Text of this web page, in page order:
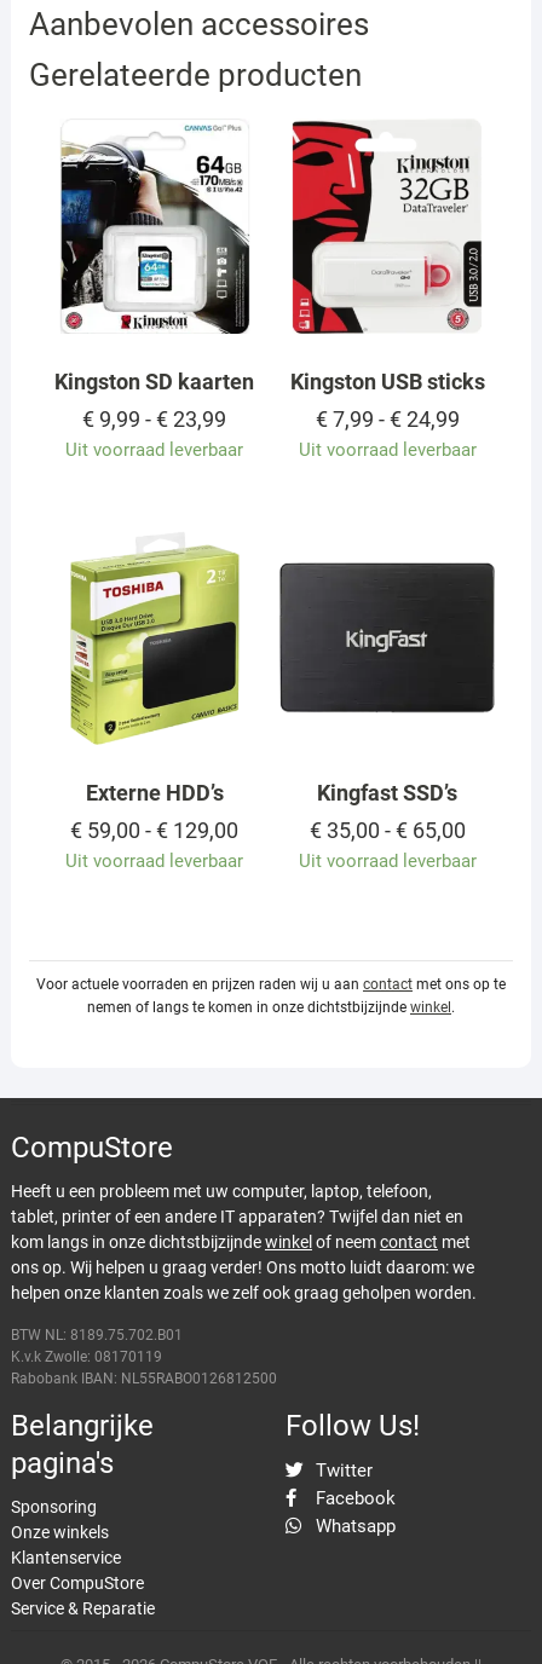
Aanbevolen accessoires
Gerelateerde producten
Kingston SD kaarten
€ 9,99 - €23,99 Prijsklasse:
tot
Uit voorraad leverbaar
Kingston USB sticks
€7,99 - €24,99
tot
Uit voorraad leverbaar
Externe HDD’s
€ 59,00 - € 129,00 Prijsklasse:
€ 59,00
tot
Uit voorraad leverbaar
Kingfast SSD’s
€35,00 - €65,00
€ 35,00
tot
Uit voorraad leverbaar
Voor actuele voorraden en prijzen raden wij u aan contactmet ons op te
nemen of langs te komen in onze dichtstbijzijnde winkel .
CompuStore
Heeft u een probleem met uw computer, laptop, telefoon,
tablet, printer of een andere IT apparaten? Twijfel dan niet en
kom langs in onze dichtstbijzijndewinkel of neemcontact met
ons op. Wij helpen u graag verder! Ons motto luidt daarom: we
helpen onze klanten zoals we zelf ook graag geholpen worden.
BTW NL: 8189.75.702.B01
K.v.k Zwolle: 08170119
Rabobank IBAN: NL55RABO0126812500
Belangrijke
pagina's
Sponsoring
Onze winkels
Klantenservice
Over CompuStore
Service & Reparatie
Follow Us!
Twitter
Facebook
Whatsapp